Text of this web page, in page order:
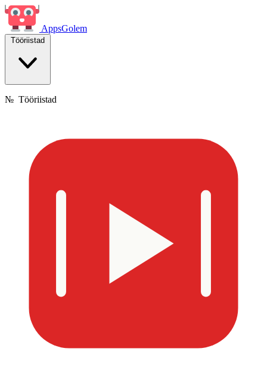
AppsGolem
Tööriistad
№ Tööriistad